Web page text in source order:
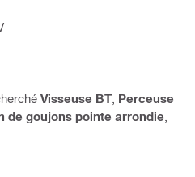
Visseuse BT Perceuse
de goujons pointe arrondie